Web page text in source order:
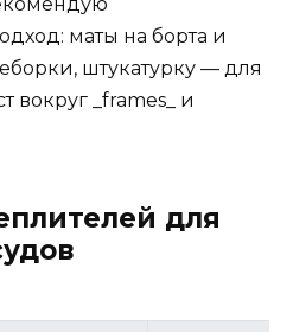
маты на борта и
штукатурку — для
вокруг _frames_ и
для